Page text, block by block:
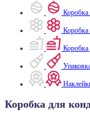
Коробка
Коробка
Коробка для